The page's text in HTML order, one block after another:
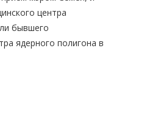
центра
бывшего
ядерного полигона в